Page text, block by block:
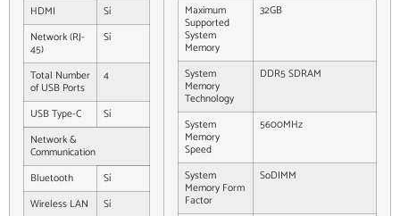
HDMI
Sí
Network (RJ-
45)
Sí
Total Number
of USB Ports
4
USB Type-C
Sí
Network &
Communication
Bluetooth
Sí
Wireless LAN
Sí
Maximum
Supported
System
Memory
32GB
System
Memory
Technology
DDR5 SDRAM
System
Memory
Speed
5600MHz
System
Memory Form
Factor
SoDIMM